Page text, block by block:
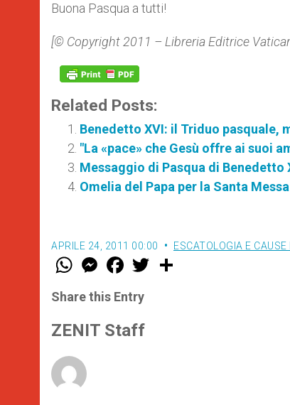
Buona Pasqua a tutti!
[© Copyright 2011 – Libreria Editrice
Related Posts:
Benedetto XVI: il Triduo pasquale,
"La «pace» che Gesù offre ai suoi
Messaggio di Pasqua di Benedetto
Omelia del Papa per la Santa
APRILE 24, 2011 00:00 ESCATOLOGIA E CAUSE
W
t
s
p
p
M
e
s
e
g
e
F
a
e
b
o
k
w
Share this Entry
ZENIT Staff